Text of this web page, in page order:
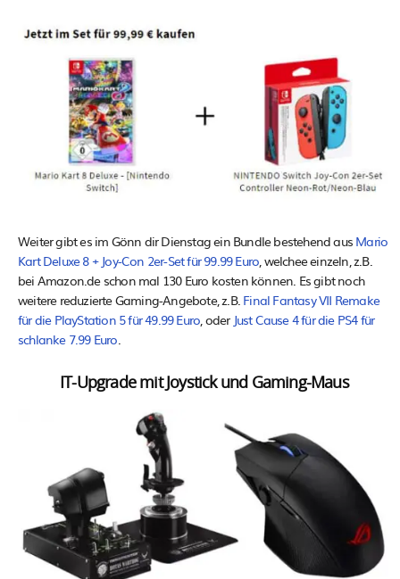
Weiter gibt es im Gönn dir Dienstag ein Bundle bestehend aus Mario
Kart Deluxe 8 + Joy-Con 2er-Set für 99.99 Euro, welchee einzeln, z.B.
bei Amazon.de schon mal 130 Euro kosten können. Es gibt noch
weitere reduzierte Gaming-Angebote, z.B. Final Fantasy VII Remake
für die PlayStation 5 für 49.99 Euro, oder Just Cause 4 für die PS4 für
schlanke 7.99 Euro.
IT-Upgrade mit Joystick und Gaming-Maus